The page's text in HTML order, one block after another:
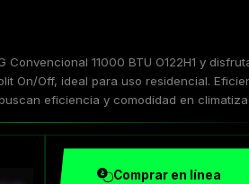
11000 BTU O122H1 y
On/Off, ideal para uso residencial.
eficiencia y comodidad en
Comprar en línea